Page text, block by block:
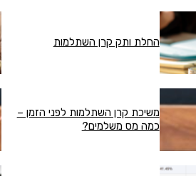
החלת ותק קרן השתלמות
משיכת קרן השתלמות לפני הזמן –
כמה מס משלמים?